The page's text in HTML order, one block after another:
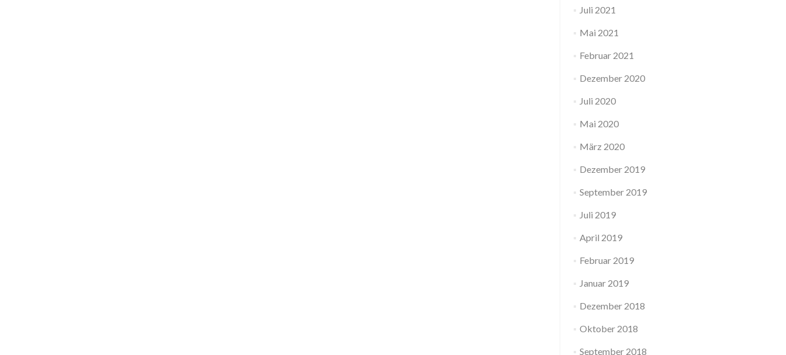
Juli 2021
Mai 2021
Februar 2021
Dezember 2020
Juli 2020
Mai 2020
März 2020
Dezember 2019
September 2019
Juli 2019
April 2019
Februar 2019
Januar 2019
Dezember 2018
Oktober 2018
September 2018